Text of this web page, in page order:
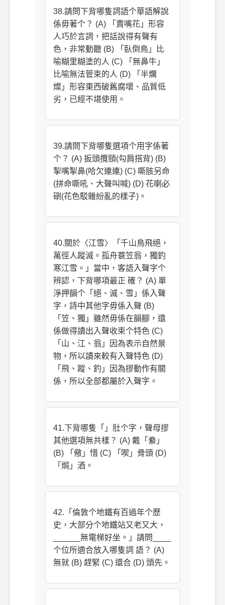
38.請問下背哪隻詞語个華語解說
係毋著个？ (A) 「賣嘴花」形容
人巧於言詞，把話說得有聲有
色，非常動聽 (B) 「臥倒鳥」比
喻糊里糊塗的人 (C) 「無鼻牛」
比喻無法管束的人 (D) 「半爛
燦」形容東西破舊腐壞、品質低
劣，已經不堪使用。
39.請問下背哪隻選項个用字係著
个？ (A) 扳頭攬頸(勾肩搭背) (B)
掣嘴掣鼻(哈欠連連) (C) 嘶胲另命
(拼命嘶吼、大聲叫喊) (D) 花喇必
䃗(花色駁雜紛亂的樣子)。
40.關於〈江雪〉「千山鳥飛絕，
萬徑人蹤滅。孤舟蓑笠翁，獨釣
寒江雪。」當中，客語入聲字个
辨認，下背哪項最正 確？ (A) 單
淨押韻个「絕、滅、雪」係入聲
字，詩中其他字毋係入聲 (B)
「笠、獨」雖然毋係在韻腳，還
係做得讀出入聲收束个特色 (C)
「山、江、翁」因為表示自然景
物，所以讀來較有入聲特色 (D)
「飛、蹤、釣」因為摎動作有關
係，所以全部都屬於入聲字。
41.下背哪隻「」肚个字，聲母摎
其他選項無共樣？ (A) 戴「絭」
(B) 「儆」惜 (C) 「喫」骨頭 (D)
「焗」酒。
42.「倫敦个地鐵有百過年个歷
史，大部分个地鐵站又老又大，
______無電梯好坐。」請問____
个位所適合放入哪隻詞 語？ (A)
無就 (B) 趕緊 (C) 還合 (D) 頭先。